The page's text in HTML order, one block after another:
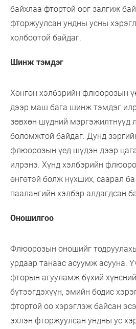
байхлаа фтортой оог залгиж
фторжуулсан ундны усны
холбоотой байдаг.
Шинж тэмдэг
Хөнгөн хэлбэрийн флюорозын
дээр маш бага шинж тэмдэг
зөвхөн шүдний мэргэжилтнүүд
боломжтой байдаг. Дунд
флюорозын үед шүдэн дээр
илрэнэ. Хүнд хэлбэрийн
өнгөтэй болж нүхших, саарал
паалангийн хэлбэр алдагдсан
Оношилгоо
Флюорозын оношийг
урдаар танаас асуумж асууна.
фторын агууламж бүхий
бүтээгдэхүүн, эмийн бодис
фтортой оо хэрэглэж байсан
эхлэн фторжуулсан ундны ус